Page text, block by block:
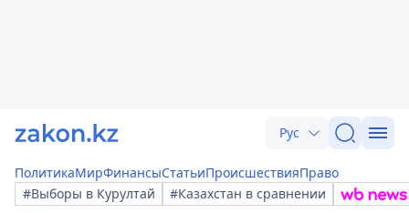
Рус
ПолитикаМирФинансыСтатьиПроисшествияПраво
#Выборы в Курултай
#Казахстан в сравнении